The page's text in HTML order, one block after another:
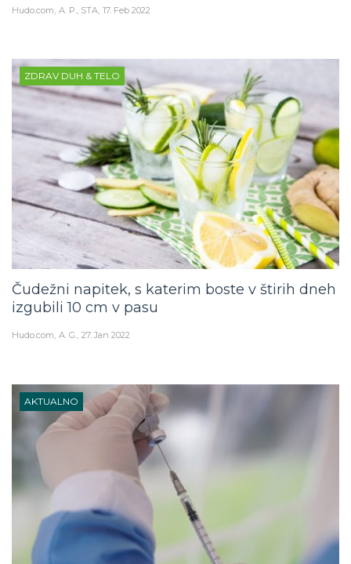
Hudo.com A. P., STA 17. Feb 2022
ZDRAV DUH & TELO
Čudežni napitek, s katerim boste v štirih dneh
izgubili 10 cm v pasu
Hudo.com A. G. 27. Jan 2022
AKTUALNO